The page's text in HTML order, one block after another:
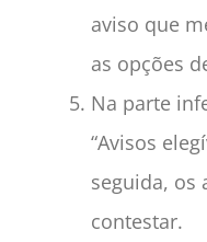
aviso que
as opções
Na parte
“Avisos
seguida, os
contestar.